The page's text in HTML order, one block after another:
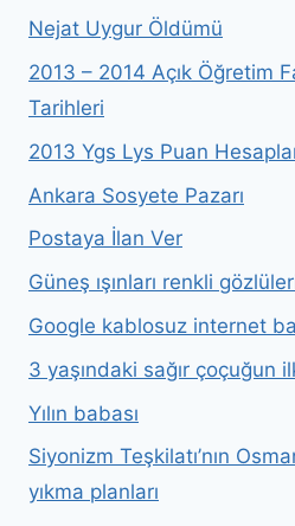
Nejat Uygur Öldümü
2013 – 2014 Açık Öğretim
Tarihleri
2013 Ygs Lys Puan
Ankara Sosyete Pazarı
Postaya İlan Ver
Güneş ışınları renkli
Google kablosuz internet
3 yaşındaki sağır çoçuğun
Yılın babası
Siyonizm Teşkilatı’nın
yıkma planları